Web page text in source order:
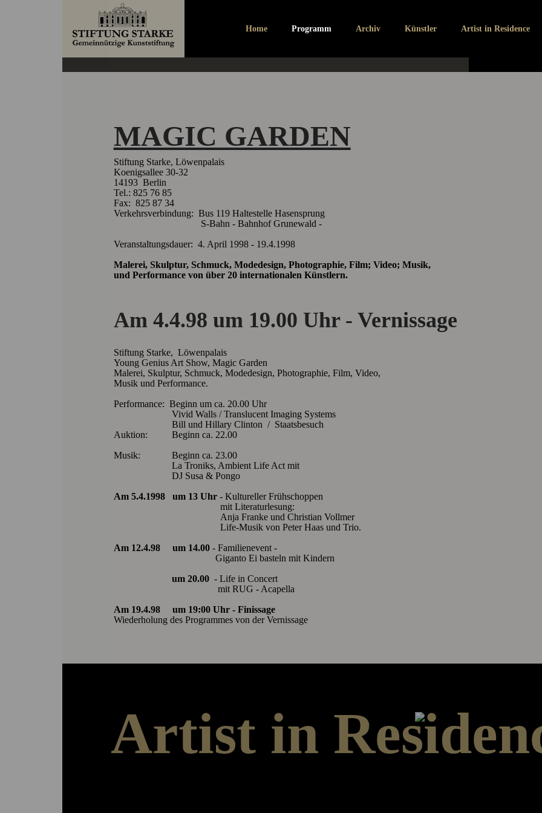
Home Programm Archiv Künstler Artist in Residence
MAGIC GARDEN
MAGIC GARDEN
Stiftung Starke, Löwenpalais
Koenigsallee 30-32
14193 Berlin
Tel.: 825 76 85
Fax: 825 87 34
Verkehrsverbindung: Bus 119 Haltestelle Hasensprung
S-Bahn - Bahnhof Grunewald -
Veranstaltungsdauer: 4. April 1998 - 19.4.1998
Malerei, Skulptur, Schmuck, Modedesign, Photographie, Film; Video; Musik,
und Performance von über 20 internationalen Künstlern.
Am 4.4.98 um 19.00 Uhr - Vernissage
Stiftung Starke, Löwenpalais
Young Genius Art Show, Magic Garden
Malerei, Skulptur, Schmuck, Modedesign, Photographie, Film, Video,
Musik und Performance.
Performance: Beginn um ca. 20.00 Uhr
Vivid Walls / Translucent Imaging Systems
Bill und Hillary Clinton / Staatsbesuch
Auktion: Beginn ca. 22.00
Musik: Beginn ca. 23.00
La Troniks, Ambient Life Act mit
DJ Susa & Pongo
Am 5.4.1998 um 13 Uhr- Kultureller Frühschoppen
mit Literaturlesung:
Anja Franke und Christian Vollmer
Life-Musik von Peter Haas und Trio.
Am 12.4.98 um 14.00- Familienevent -
Giganto Ei basteln mit Kindern
um 20.00 - Life in Concert
mit RUG - Acapella
Am 19.4.98 um 19:00 Uhr - Finissage
Wiederholung des Programmes von der Vernissage
Artist in